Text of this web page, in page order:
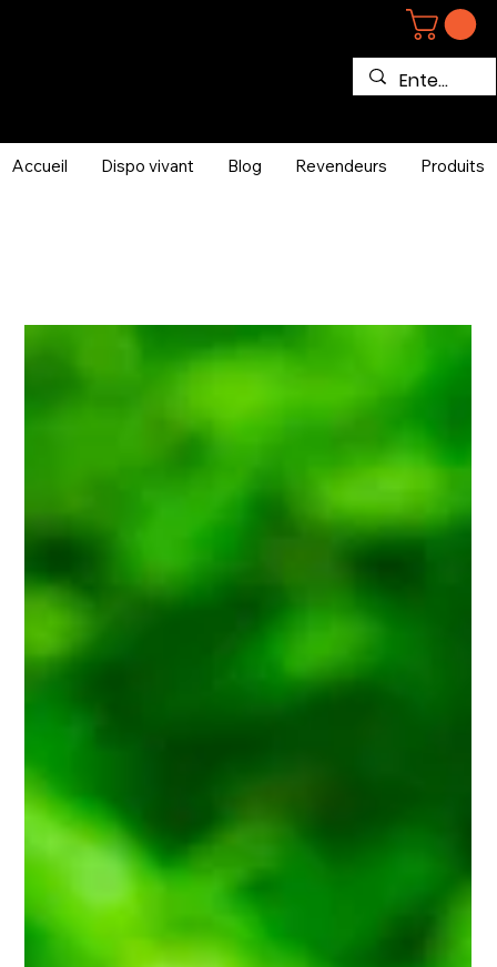
Accueil Dispo vivant Blog Revendeurs Produits